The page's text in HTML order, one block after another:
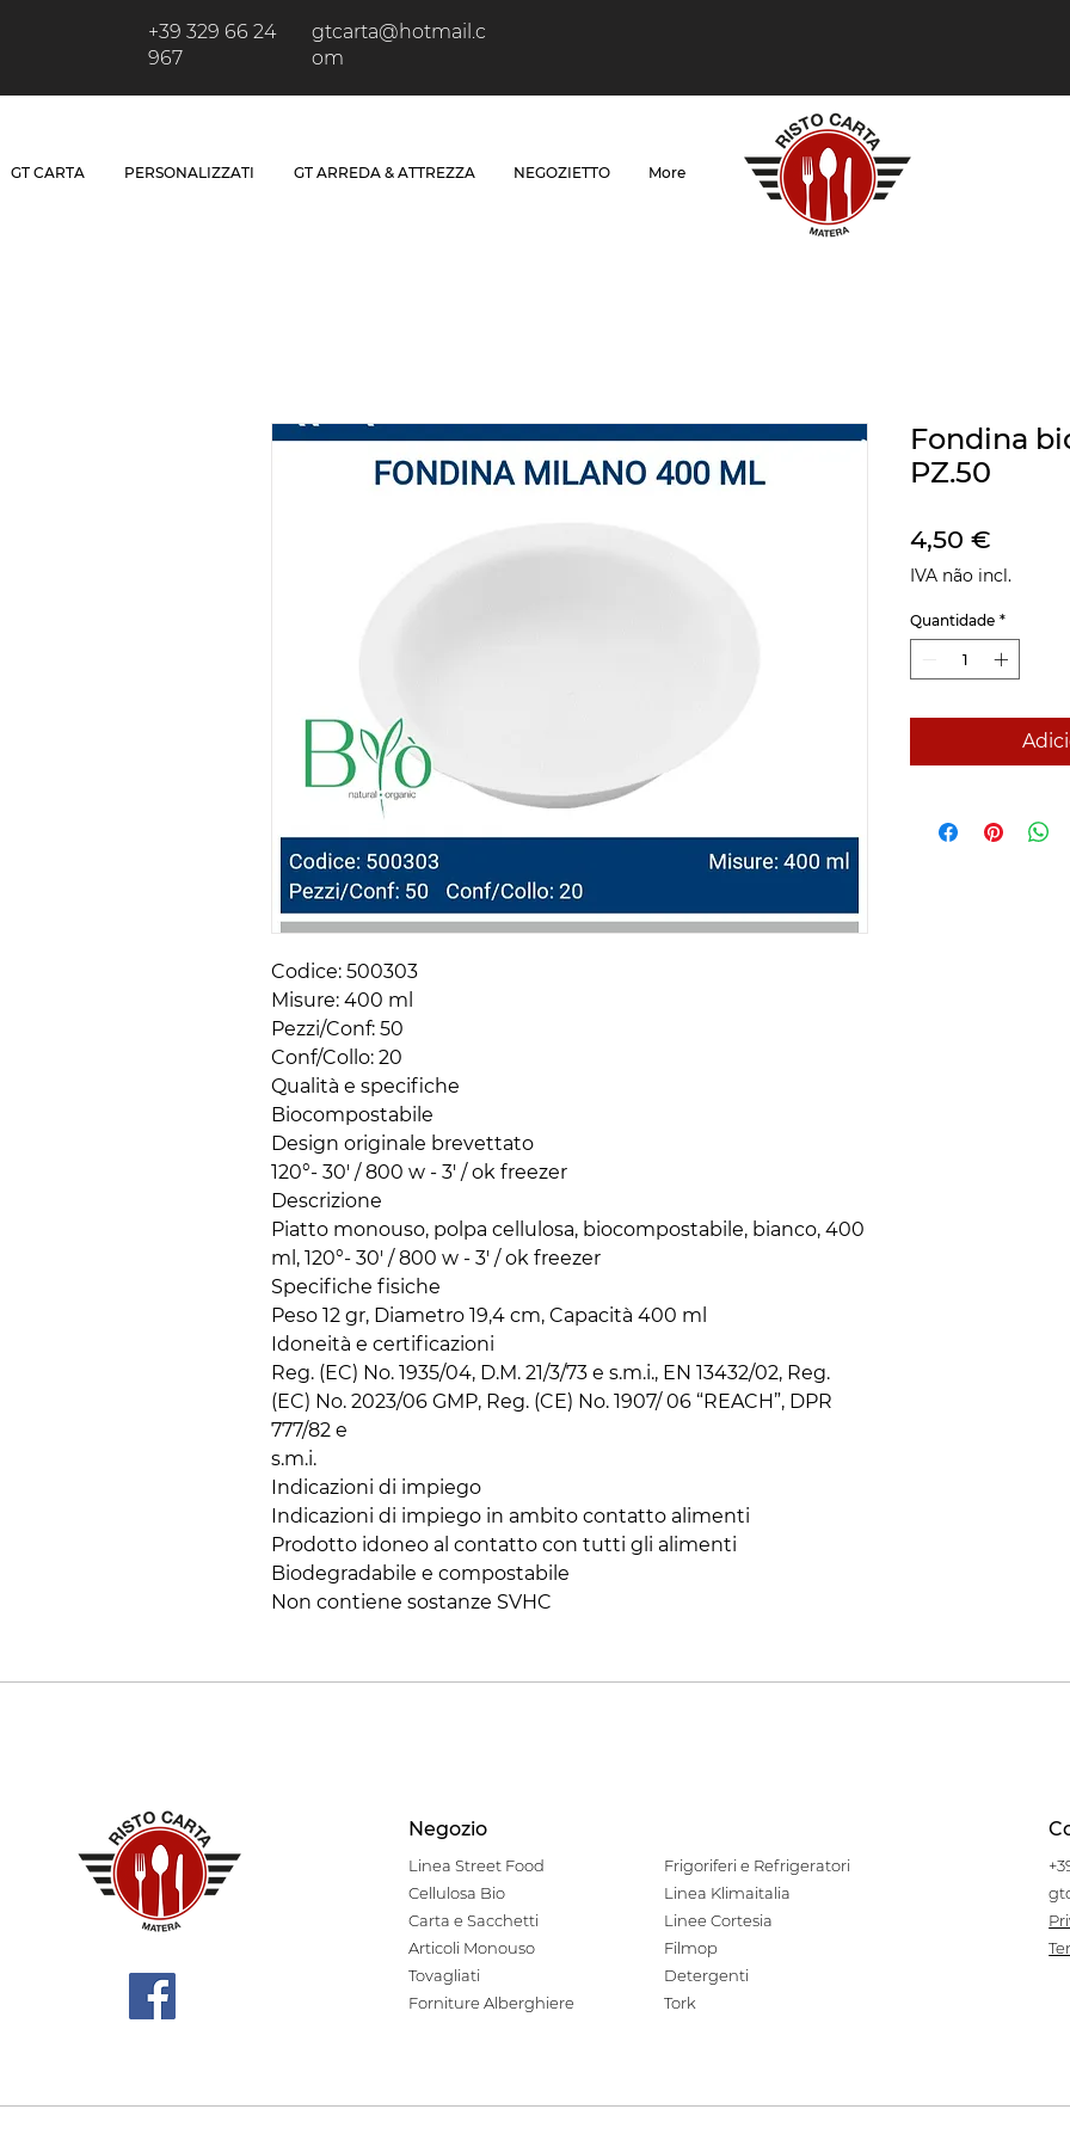
+39 329 66 24
967
gtcarta@hotmail.c
om
GT CARTA PERSONALIZZATI GT ARREDA & ATTREZZA NEGOZIETTO More
Codice: 500303
Misure: 400 ml
Pezzi/Conf: 50
Conf/Collo: 20
Qualità e specifiche
Biocompostabile
Design originale brevettato
120°- 30' / 800 w - 3' / ok freezer
Descrizione
Piatto monouso, polpa cellulosa, biocompostabile, bianco, 400
ml, 120°- 30' / 800 w - 3' / ok freezer
Specifiche fisiche
Peso 12 gr, Diametro 19,4 cm, Capacità 400 ml
Idoneità e certificazioni
Reg. (EC) No. 1935/04, D.M. 21/3/73 e s.m.i., EN 13432/02, Reg.
(EC) No. 2023/06 GMP, Reg. (CE) No. 1907/ 06 “REACH”, DPR
777/82 e
s.m.i.
Indicazioni di impiego
Indicazioni di impiego in ambito contatto alimenti
Prodotto idoneo al contatto con tutti gli alimenti
Biodegradabile e compostabile
Non contiene sostanze SVHC
Fondina
PZ.50
4,50 €
IVA não incl.
Quantidade *
Negozio
Linea Street Food
Cellulosa Bio
Carta e Sacchetti
Articoli Monouso
Tovagliati
Forniture Alberghiere
Frigoriferi e Refrigeratori
Linea Klimaitalia
Linee Cortesia
Filmop
Detergenti
Tork